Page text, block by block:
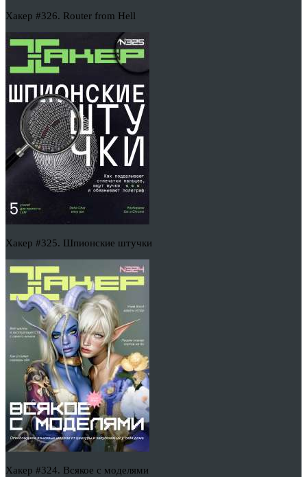
Хакер #326. Router from Hell
Хакер #325. Шпионские штучки
Хакер #324. Всякое с моделями